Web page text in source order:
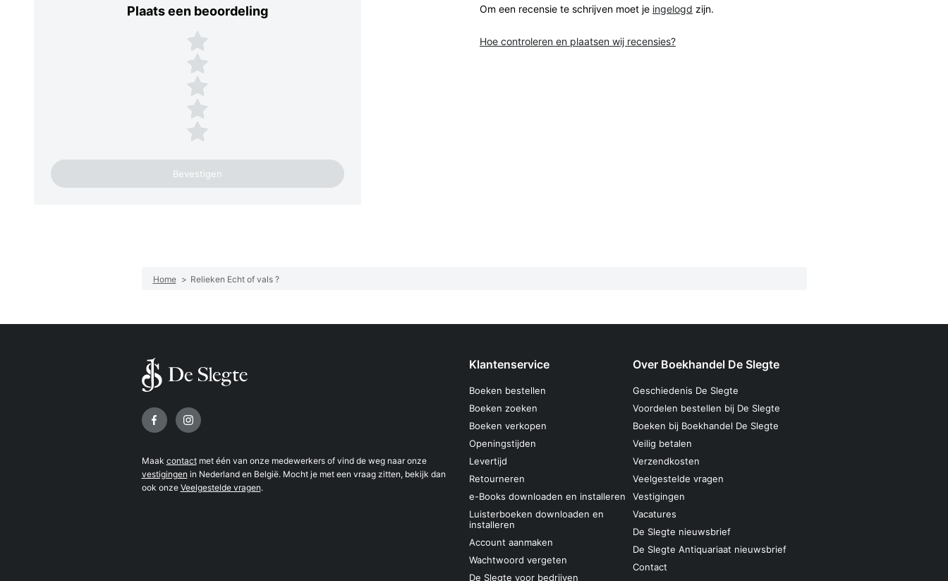
Plaats een beoordeling
Plaats een beoordeling
5 sterren
4 sterren
3 sterren
2 sterren
1 ster
Om een recensie te schrijven moet je ingelogd zijn.
Hoe controleren en plaatsen wij recensies?
Home > Relieken Echt of vals ?
Volg ons op
Maak contactmet één van onze medewerkers of vind de weg naar onze
vestigingen in Nederland en België. Mocht je met een vraag zitten, bekijk dan
ook onze Veelgestelde vragen.
Klantenservice
Boeken bestellen
Boeken zoeken
Boeken verkopen
Openingstijden
Levertijd
Retourneren
e-Books downloaden en installeren
Luisterboeken downloaden en
installeren
Account aanmaken
Wachtwoord vergeten
De Slegte voor bedrijven
Over Boekhandel De Slegte
Geschiedenis De Slegte
Voordelen bestellen bij De Slegte
Boeken bij Boekhandel De Slegte
Veilig betalen
Verzendkosten
Veelgestelde vragen
Vestigingen
Vacatures
De Slegte nieuwsbrief
De Slegte Antiquariaat nieuwsbrief
Contact